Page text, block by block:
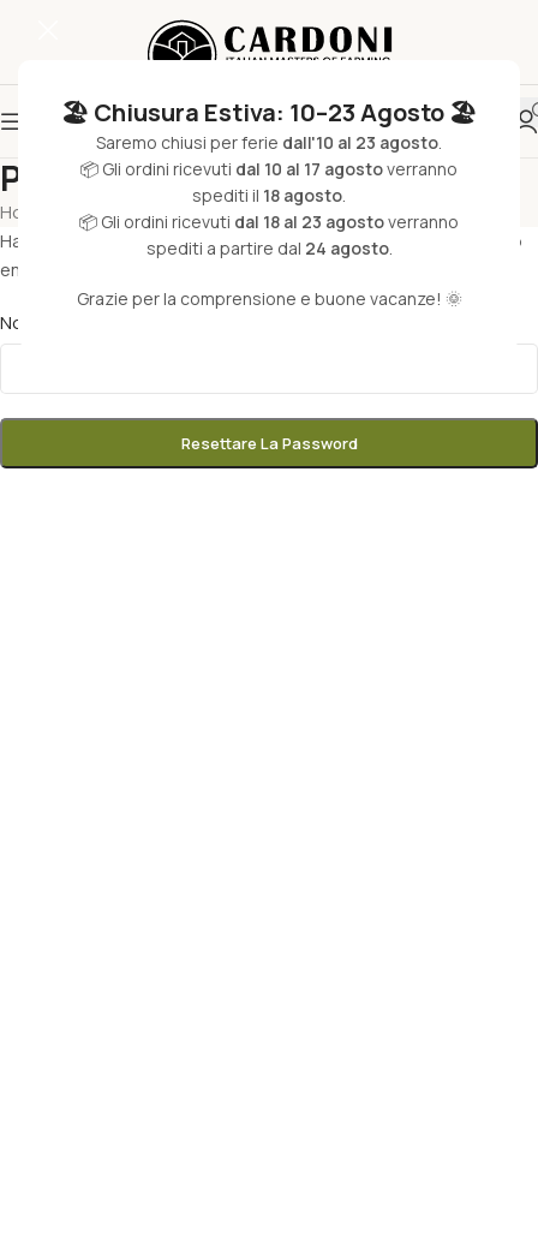
🏖️ Chiusura Estiva: 10–23 Agosto 🏖️
Saremo chiusi per ferie dall'10 al 23 agosto.
📦 Gli ordini ricevuti dal 10 al 17 agostoverranno
spediti il 18 agosto.
📦 Gli ordini ricevuti dal 18 al 23 agostoverranno
spediti a partire dal 24 agosto.
Grazie per la comprensione e buone vacanze! 🌞
Password dimenticata
Home
My account
Hai perso la password? Inserisci il tuo nome utente o l'indirizzo
email. Riceverai tramite email un link per generarne una nuova.
Nome utente o indirizzo email
Resettare La Password